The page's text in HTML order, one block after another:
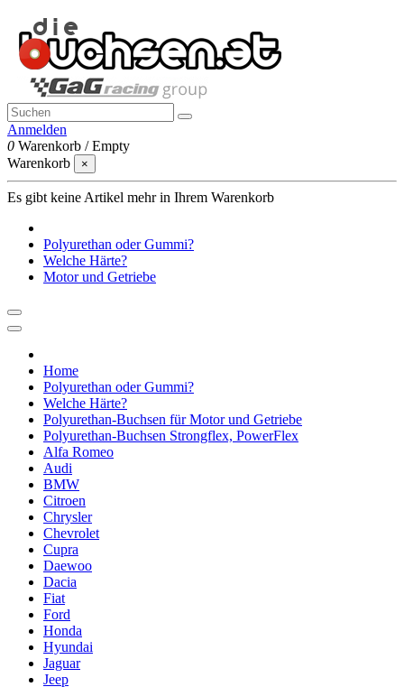
Anmelden
0 Warenkorb /Empty
Warenkorb
×
Es gibt keine Artikel mehr in Ihrem Warenkorb
Polyurethan oder Gummi?
Welche Härte?
Motor und Getriebe
Home
Polyurethan oder Gummi?
Welche Härte?
Polyurethan-Buchsen für Motor und Getriebe
Polyurethan-Buchsen Strongflex, PowerFlex
Alfa Romeo
Audi
BMW
Citroen
Chrysler
Chevrolet
Cupra
Daewoo
Dacia
Fiat
Ford
Honda
Hyundai
Jaguar
Jeep